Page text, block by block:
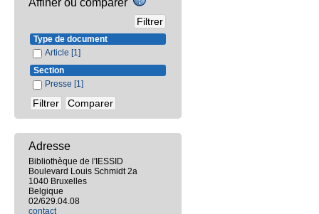
Affiner ou comparer
Type de document
Article [1]
Section
Presse [1]
Adresse
Bibliothèque de l'IESSID
Boulevard Louis Schmidt 2a
1040 Bruxelles
Belgique
02/629.04.08
contact